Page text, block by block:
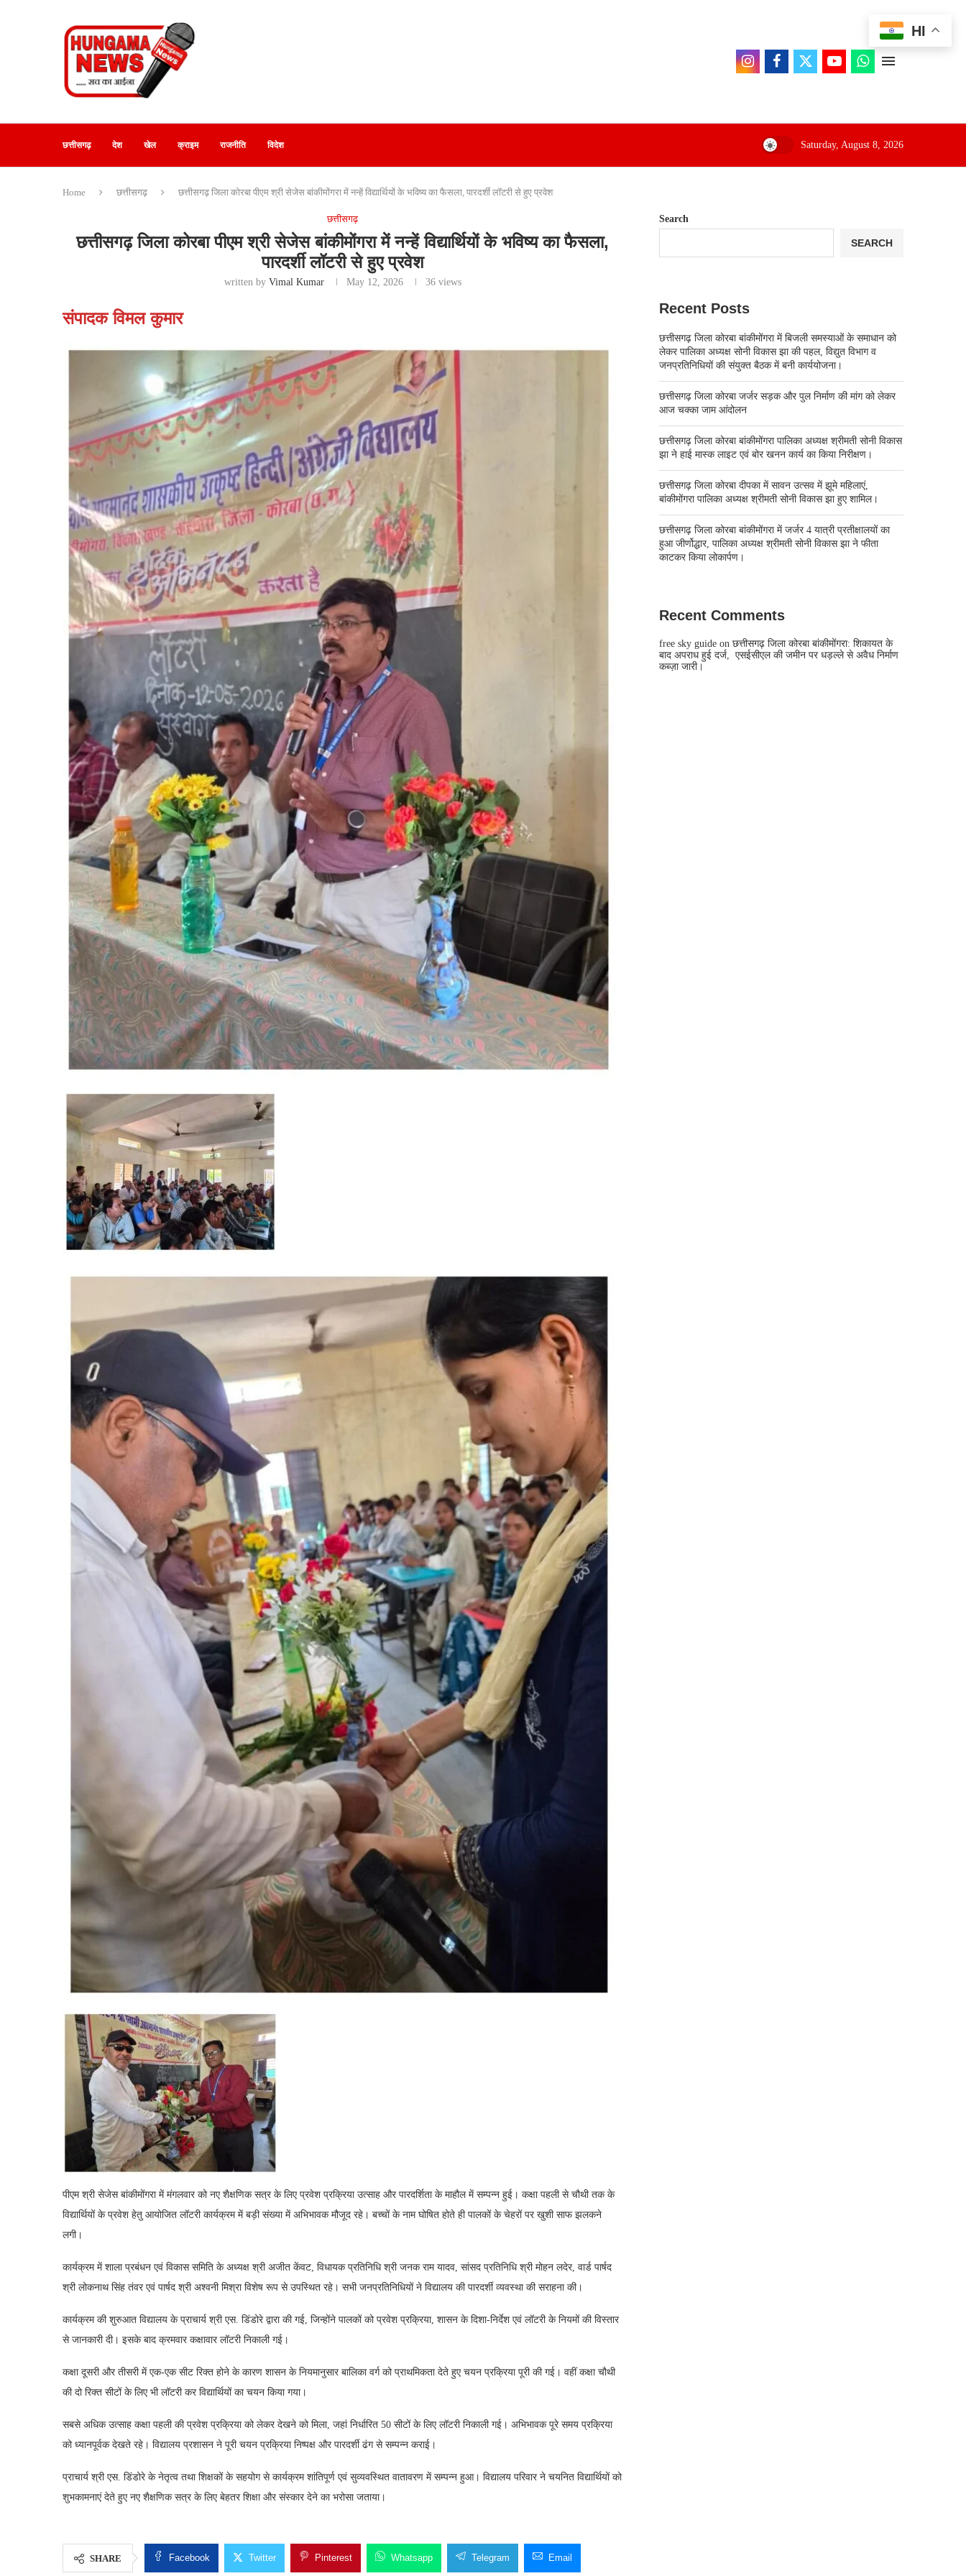
छत्तीसगढ़ देश खेल क्राइम राजनीति विदेश Saturday, August 8, 2026
Home छत्तीसगढ़ छत्तीसगढ़ जिला कोरबा पीएम श्री सेजेस बांकीमोंगरा में नन्हें विद्यार्थियों के भविष्य का फैसला, पारदर्शी लॉटरी से हुए प्रवेश
छत्तीसगढ़
छत्तीसगढ़ जिला कोरबा पीएम श्री सेजेस बांकीमोंगरा में नन्हें विद्यार्थियों के भविष्य का फैसला,
पारदर्शी लॉटरी से हुए प्रवेश
written by Vimal Kumar May 12, 2026 36views
संपादक विमल कुमार
पीएम श्री सेजेस बांकीमोंगरा में मंगलवार को नए शैक्षणिक सत्र के लिए प्रवेश प्रक्रिया उत्साह और पारदर्शिता के माहौल में सम्पन्न हुई। कक्षा पहली से चौथी तक के
विद्यार्थियों के प्रवेश हेतु आयोजित लॉटरी कार्यक्रम में बड़ी संख्या में अभिभावक मौजूद रहे। बच्चों के नाम घोषित होते ही पालकों के चेहरों पर खुशी साफ झलकने
लगी।
कार्यक्रम में शाला प्रबंधन एवं विकास समिति के अध्यक्ष श्री अजीत केंवट, विधायक प्रतिनिधि श्री जनक राम यादव, सांसद प्रतिनिधि श्री मोहन लदेर, वार्ड पार्षद
श्री लोकनाथ सिंह तंवर एवं पार्षद श्री अश्वनी मिश्रा विशेष रूप से उपस्थित रहे। सभी जनप्रतिनिधियों ने विद्यालय की पारदर्शी व्यवस्था की सराहना की।
कार्यक्रम की शुरुआत विद्यालय के प्राचार्य श्री एस. डिंडोरे द्वारा की गई, जिन्होंने पालकों को प्रवेश प्रक्रिया, शासन के दिशा-निर्देश एवं लॉटरी के नियमों की विस्तार
से जानकारी दी। इसके बाद क्रमवार कक्षावार लॉटरी निकाली गई।
कक्षा दूसरी और तीसरी में एक-एक सीट रिक्त होने के कारण शासन के नियमानुसार बालिका वर्ग को प्राथमिकता देते हुए चयन प्रक्रिया पूरी की गई। वहीं कक्षा चौथी
की दो रिक्त सीटों के लिए भी लॉटरी कर विद्यार्थियों का चयन किया गया।
सबसे अधिक उत्साह कक्षा पहली की प्रवेश प्रक्रिया को लेकर देखने को मिला, जहां निर्धारित 50 सीटों के लिए लॉटरी निकाली गई। अभिभावक पूरे समय प्रक्रिया
को ध्यानपूर्वक देखते रहे। विद्यालय प्रशासन ने पूरी चयन प्रक्रिया निष्पक्ष और पारदर्शी ढंग से सम्पन्न कराई।
प्राचार्य श्री एस. डिंडोरे के नेतृत्व तथा शिक्षकों के सहयोग से कार्यक्रम शांतिपूर्ण एवं सुव्यवस्थित वातावरण में सम्पन्न हुआ। विद्यालय परिवार ने चयनित विद्यार्थियों को
शुभकामनाएं देते हुए नए शैक्षणिक सत्र के लिए बेहतर शिक्षा और संस्कार देने का भरोसा जताया।
SHARE Facebook Twitter Pinterest Whatsapp Telegram Email
Search
SEARCH
Recent Posts
छत्तीसगढ़ जिला कोरबा बांकीमोंगरा में बिजली समस्याओं के समाधान को
लेकर पालिका अध्यक्ष सोनी विकास झा की पहल, विद्युत विभाग व
जनप्रतिनिधियों की संयुक्त बैठक में बनी कार्ययोजना।
छत्तीसगढ़ जिला कोरबा जर्जर सड़क और पुल निर्माण की मांग को लेकर
आज चक्का जाम आंदोलन
छत्तीसगढ़ जिला कोरबा बांकीमोंगरा पालिका अध्यक्ष श्रीमती सोनी विकास
झा ने हाई मास्क लाइट एवं बोर खनन कार्य का किया निरीक्षण।
छत्तीसगढ़ जिला कोरबा दीपका में सावन उत्सव में झूमे महिलाएं,
बांकीमोंगरा पालिका अध्यक्ष श्रीमती सोनी विकास झा हुए शामिल।
छत्तीसगढ़ जिला कोरबा बांकीमोंगरा में जर्जर 4 यात्री प्रतीक्षालयों का
हुआ जीर्णोद्धार, पालिका अध्यक्ष श्रीमती सोनी विकास झा ने फीता
काटकर किया लोकार्पण।
Recent Comments
free sky guide on छत्तीसगढ़ जिला कोरबा बांकीमोंगरा: शिकायत के
बाद अपराध हुई दर्ज, एसईसीएल की जमीन पर धड़ल्ले से अवैध निर्माण
कब्ज़ा जारी।
HI